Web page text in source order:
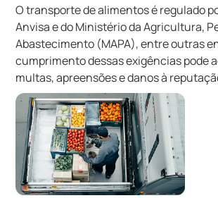
O transporte de alimentos é regulado
Anvisa e do Ministério da Agricultura,
Abastecimento (MAPA), entre outras
cumprimento dessas exigências pode
multas, apreensões e danos à